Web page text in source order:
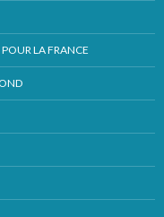
LA FRANCE